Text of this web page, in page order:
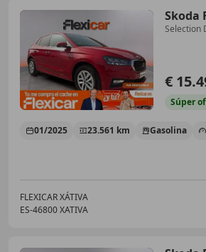
Skoda
Selection
€
Súper
01/2025 23.561 km Gasolina
FLEXICAR XÁTIVA
ES-46800 XATIVA